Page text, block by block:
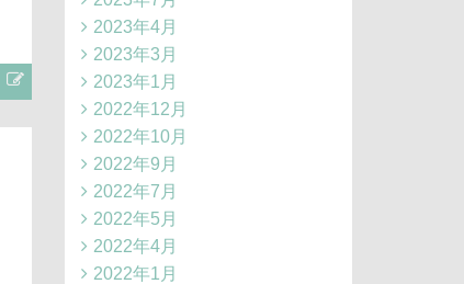
2023年4月
2023年3月
2023年1月
2022年12月
2022年10月
2022年9月
2022年7月
2022年5月
2022年4月
2022年1月